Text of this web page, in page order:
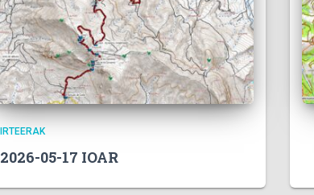
IRTEERAK
2026-05-17 IOAR